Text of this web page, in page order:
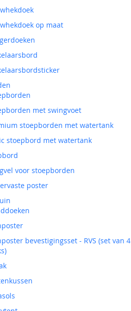
op maat
met swingvoet
stoepborden met watertank
stoepbord met watertank
voor stoepborden
poster
bevestigingsset - RVS (set van 4